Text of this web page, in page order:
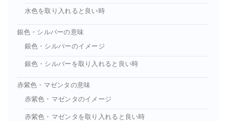
水色を取り入れると良い時
銀色・シルバーの意味
銀色・シルバーのイメージ
銀色・シルバーを取り入れると良い時
赤紫色・マゼンタの意味
赤紫色・マゼンタのイメージ
赤紫色・マゼンタを取り入れると良い時